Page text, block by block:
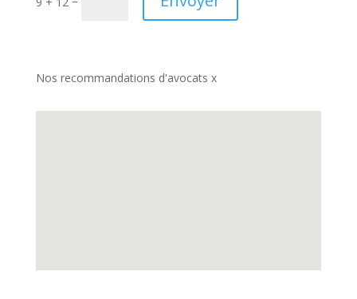
Nos recommandations d'avocats x